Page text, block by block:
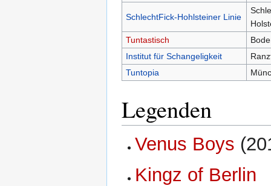
SchlechtFick-Hohlsteiner Linie
Tuntastisch
Institut für Schangeligkeit
Tuntopia
Legenden
Venus Boys
Kingz of Berlin